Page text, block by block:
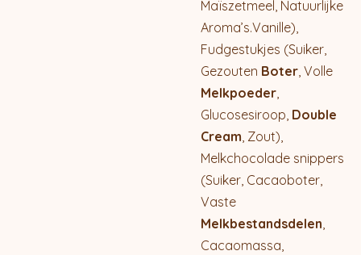
Maïszetmeel, Natuurlijke
Aroma’s.Vanille),
Fudgestukjes (Suiker,
Gezouten Boter, Volle
Melkpoeder,
Glucosesiroop, Double
Cream, Zout),
Melkchocolade snippers
(Suiker, Cacaoboter,
Vaste
Melkbestandsdelen,
Cacaomassa,